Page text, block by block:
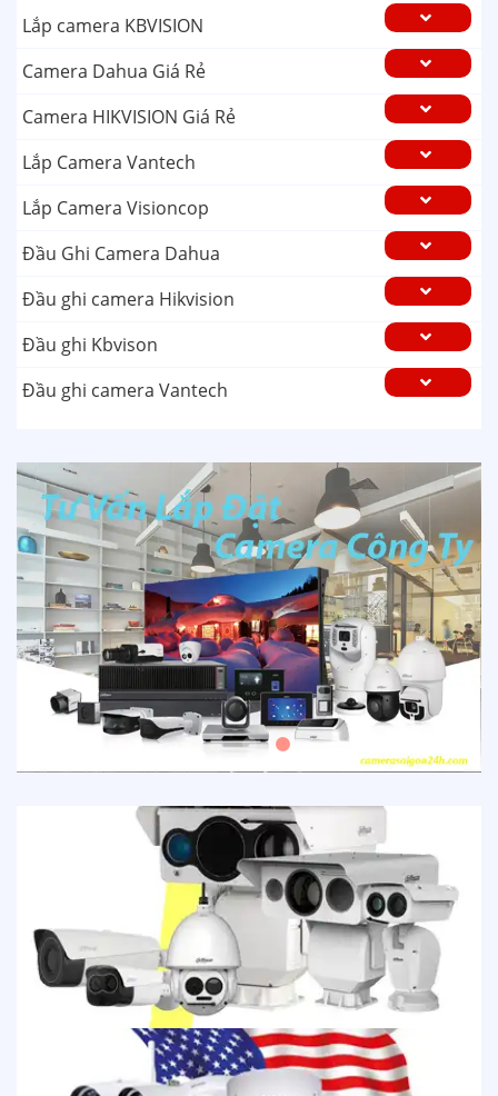
Lắp camera KBVISION
Camera Dahua Giá Rẻ
Camera HIKVISION Giá Rẻ
Lắp Camera Vantech
Lắp Camera Visioncop
Đầu Ghi Camera Dahua
Đầu ghi camera Hikvision
Đầu ghi Kbvison
Đầu ghi camera Vantech